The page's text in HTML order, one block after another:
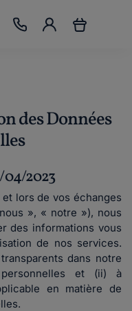
des Données
04/2023
lors de vos échanges
», « notre »), nous
des informations vous
de nos services.
dans notre
et (ii) à
en matière de